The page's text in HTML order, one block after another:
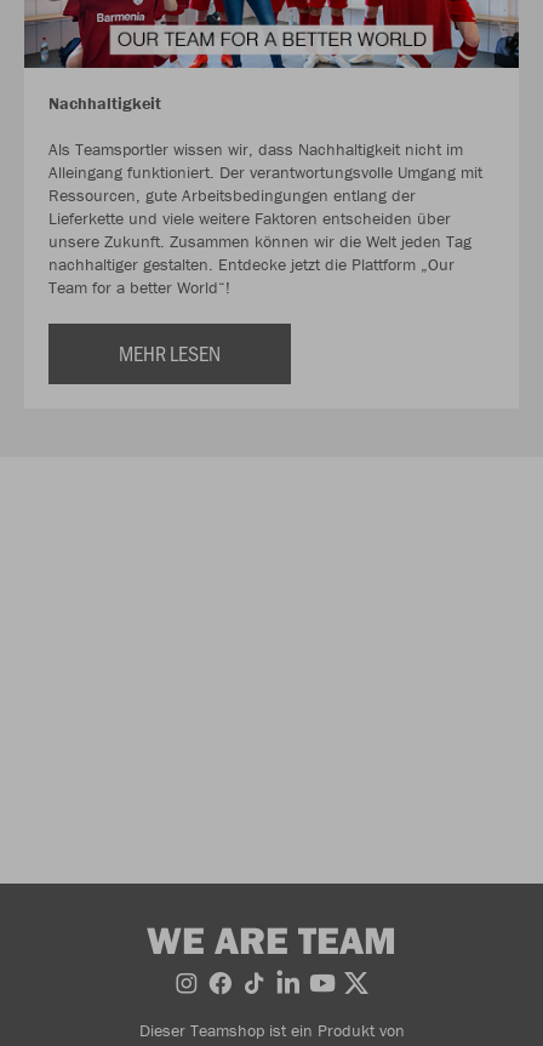
Nachhaltigkeit
Als Teamsportler wissen wir, dass Nachhaltigkeit nicht im
Alleingang funktioniert. Der verantwortungsvolle Umgang mit
Ressourcen, gute Arbeitsbedingungen entlang der
Lieferkette und viele weitere Faktoren entscheiden über
unsere Zukunft. Zusammen können wir die Welt jeden Tag
nachhaltiger gestalten. Entdecke jetzt die Plattform „Our
Team for a better World“!
MEHR LESEN
WE ARE TEAM
Dieser Teamshop ist ein Produkt von